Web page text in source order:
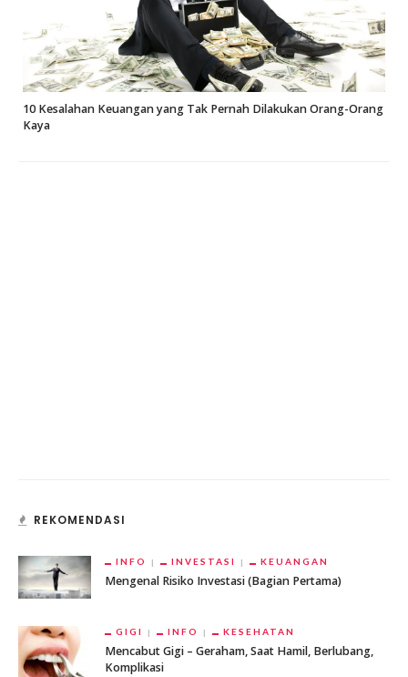
10 Kesalahan Keuangan yang Tak Pernah Dilakukan Orang-Orang
Kaya
REKOMENDASI
INFO INVESTASI KEUANGAN
Mengenal Risiko Investasi (Bagian Pertama)
GIGI INFO KESEHATAN
Mencabut Gigi – Geraham, Saat Hamil, Berlubang,
Komplikasi